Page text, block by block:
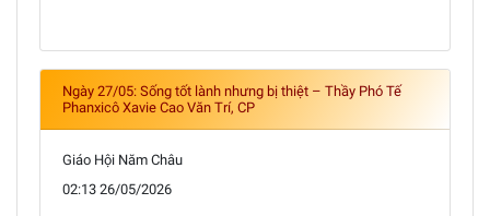
Ngày 27/05: Sống tốt lành nhưng bị thiệt – Thầy Phó Tế
Phanxicô Xavie Cao Văn Trí, CP
Giáo Hội Năm Châu
02:13 26/05/2026